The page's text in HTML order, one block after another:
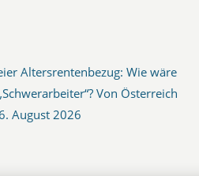
Altersrentenbezug: Wie wäre
Von Österreich
August 2026